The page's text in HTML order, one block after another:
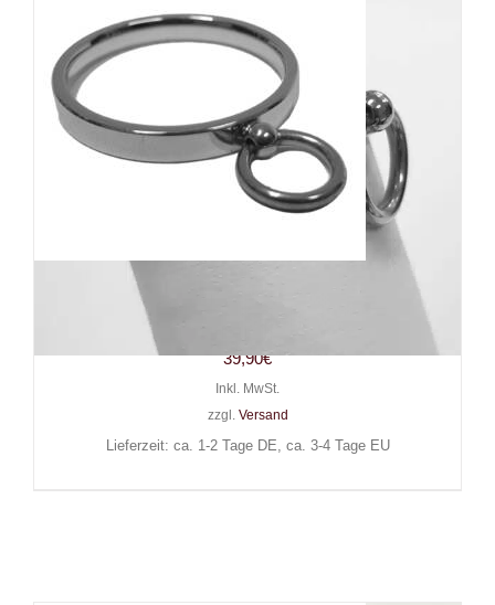
White Dragon Ring Extra Slim
39,90€
Inkl. MwSt.
zzgl. Versand
Lieferzeit: ca. 1-2 Tage DE, ca. 3-4 Tage EU